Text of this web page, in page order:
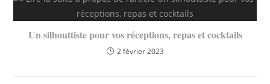
Un silhouttiste pour vos réceptions, repas et cocktails
2 février 2023